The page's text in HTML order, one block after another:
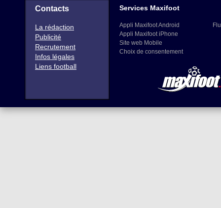
Contacts
La rédaction
Publicité
Recrutement
Infos légales
Liens football
Services Maxifoot
Appli Maxifoot Android
Appli Maxifoot iPhone
Site web Mobile
Choix de consentement